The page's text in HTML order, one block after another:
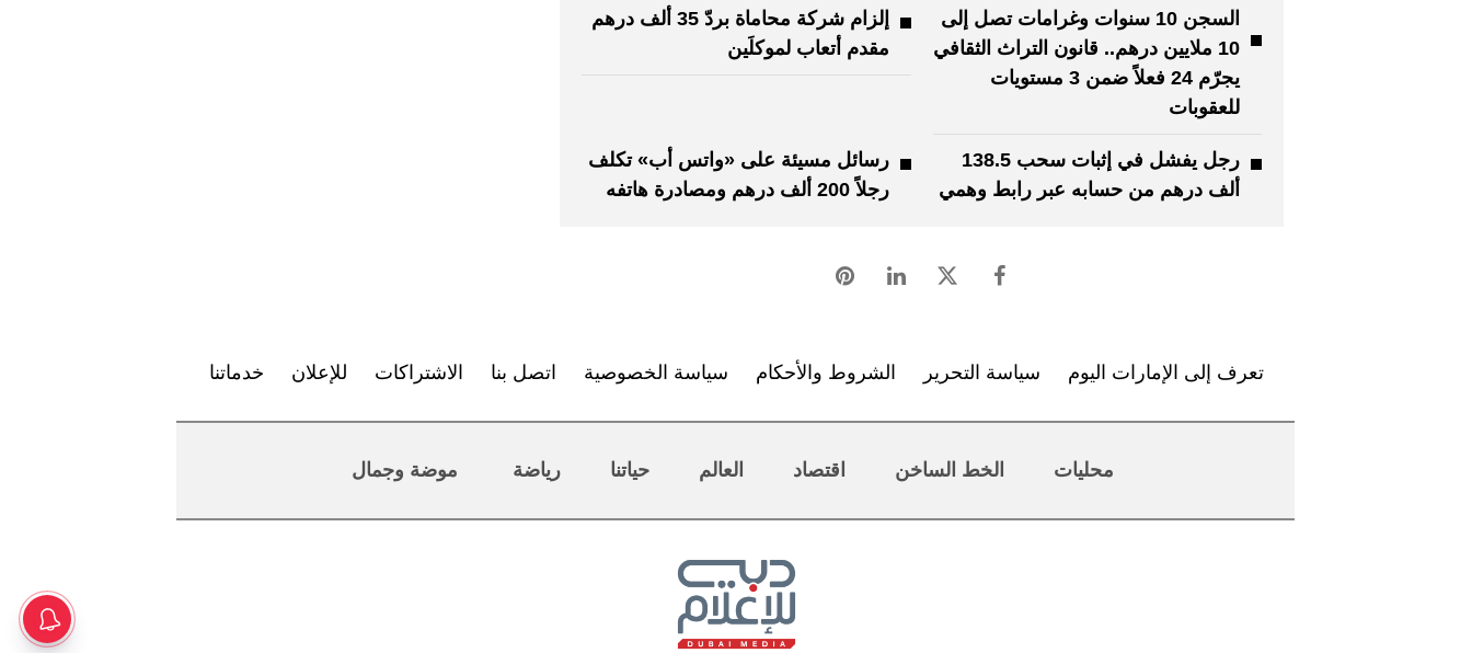
السجن 10 سنوات وغرامات تصل إلى
10 ملايين درهم.. قانون التراث الثقافي
يجرّم 24 فعلاً ضمن 3 مستويات
للعقوبات
إلزام شركة محاماة بردّ 35 ألف درهم
مقدم أتعاب لموكلَين
رجل يفشل في إثبات سحب 138.5
ألف درهم من حسابه عبر رابط وهمي
رسائل مسيئة على «واتس أب» تكلف
رجلاً 200 ألف درهم ومصادرة هاتفه
تعرف إلى الإمارات اليوم سياسة التحرير الشروط والأحكام سياسة الخصوصية اتصل بنا الاشتراكات للإعلان خدماتنا
محليات الخط الساخن اقتصاد العالم حياتنا رياضة موضة وجمال